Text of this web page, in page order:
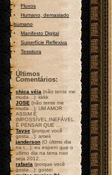
Fluxos
Humano, demasiado
humano
Manifesto Digital
Superfície Reflexiva
Tessitura
Últimos
Comentários:
chica véia (não tente me
muda…): kkkk
JOSE (não tente me
muda…): UM AMOR
ASSIM É
IMPOSSÍVEL;INEFÁVEL.
É PENSAR QUE …
Tayse(porque você
gosta…): ameii
janderson (O último dia
na t…): eu espero que o
ultimo dia na terra nao
seja 2012. …
rafaela (porque você
gosta…): gostei